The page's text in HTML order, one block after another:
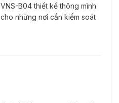
B04 thiết kế thông mình
những nơi cần kiểm soát